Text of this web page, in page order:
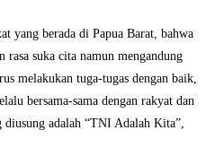
yang berada di Papua Barat, bahwa
rasa suka cita namun mengandung
melakukan tuga-tugas dengan baik,
bersama-sama dengan rakyat dan
diusung adalah “TNI Adalah Kita”,